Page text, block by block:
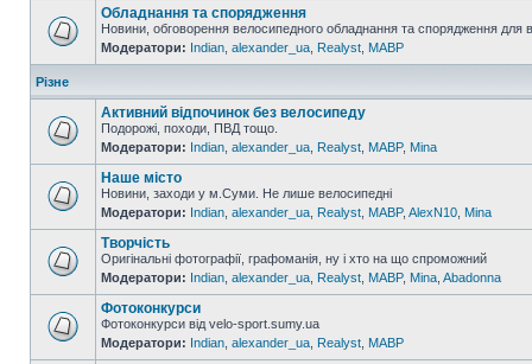
Обладнання та спорядження
Новини, обговорення велосипедного обладнання та спорядження для
Модератори: Indian alexander_ua Realyst MABP
Різне
Активний відпочинок без велосипеду
Подорожі, походи, ПВД тощо.
Модератори: Indian alexander_ua Realyst MABP, Mina
Наше місто
Новини, заходи у м.Суми. Не лише велосипедні
Модератори: Indian alexander_ua Realyst MABP, AlexN10 Mina
Творчість
Оригінальні фотографії, графоманія, ну і хто на що спроможний
Модератори: Indian alexander_ua Realyst MABP, Mina Abadonna
Фотоконкурси
Фотоконкурси від velo-sport.sumy.ua
Модератори: Indian alexander_ua Realyst MABP